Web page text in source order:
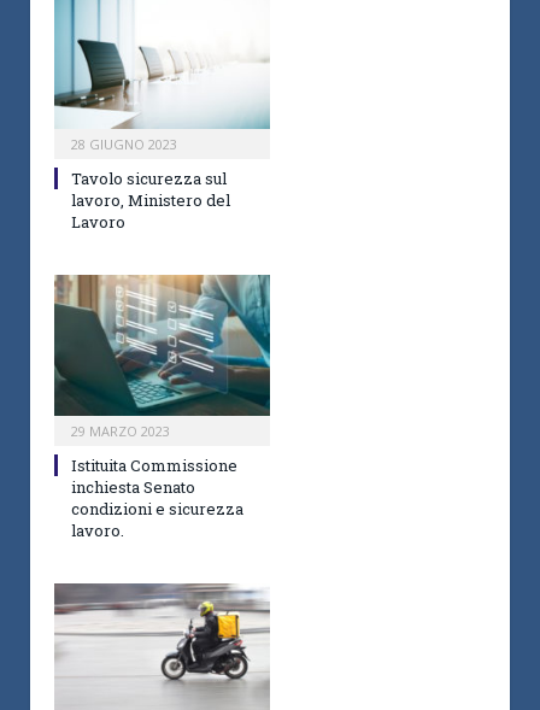
28 GIUGNO 2023
Tavolo sicurezza sul
lavoro, Ministero del
Lavoro
29 MARZO 2023
Istituita Commissione
inchiesta Senato
condizioni e sicurezza
lavoro.